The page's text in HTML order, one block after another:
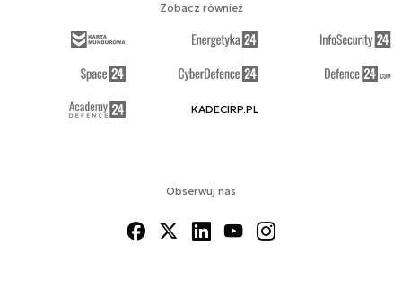
Obserwuj nas
Zobacz również
KADECIRP.PL